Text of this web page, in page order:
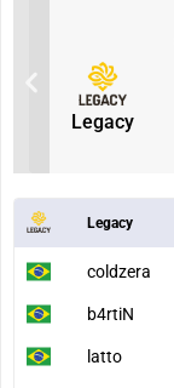
Legacy
Legacy
coldzera
b4rtiN
latto